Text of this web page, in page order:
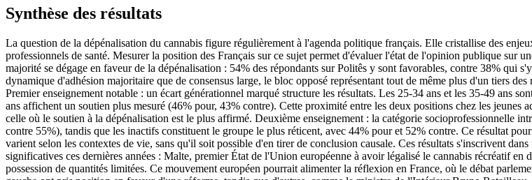
Synthèse des résultats
La question de la dépénalisation du cannabis figure régulièrement à l'agenda politique français. Elle cristallise des
professionnels de santé. Mesurer la position des Français sur ce sujet permet d'évaluer l'état de l'opinion publique sur
majorité se dégage en faveur de la dépénalisation : 54% des répondants sur Politês y sont favorables, contre 38% qui
dynamique d'adhésion majoritaire que de consensus large, le bloc opposé représentant tout de même plus d'un tiers
Premier enseignement notable : un écart générationnel marqué structure les résultats. Les 25-34 ans et les 35-49 ans
ans affichent un soutien plus mesuré (46% pour, 43% contre). Cette proximité entre les deux positions chez les jeunes
celle où le soutien à la dépénalisation est le plus affirmé. Deuxième enseignement : la catégorie socioprofessionnelle
contre 55%), tandis que les inactifs constituent le groupe le plus réticent, avec 44% pour et 52% contre. Ce résultat
varient selon les contextes de vie, sans qu'il soit possible d'en tirer de conclusion causale. Ces résultats s'inscrivent
significatives ces dernières années : Malte, premier État de l'Union européenne à avoir légalisé le cannabis récréatif
possession de quantités limitées. Ce mouvement européen pourrait alimenter la réflexion en France, où le débat